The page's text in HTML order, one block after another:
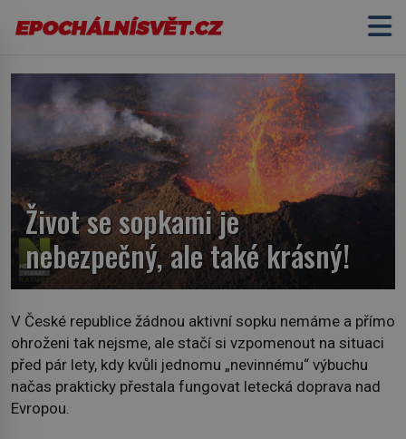
Život se sopkami je
nebezpečný, ale také krásný!
V České republice žádnou aktivní sopku nemáme a přímo
ohroženi tak nejsme, ale stačí si vzpomenout na situaci
před pár lety, kdy kvůli jednomu „nevinnému“ výbuchu
načas prakticky přestala fungovat letecká doprava nad
Evropou.